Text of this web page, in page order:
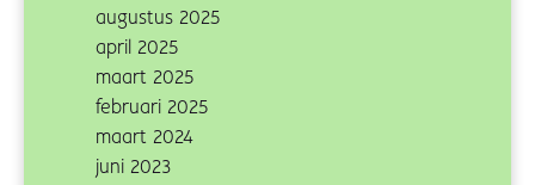
augustus 2025
april 2025
maart 2025
februari 2025
maart 2024
juni 2023